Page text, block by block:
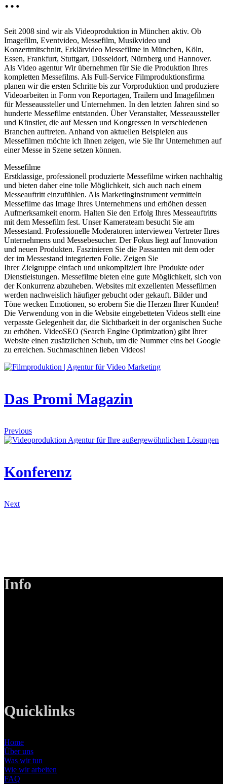
Seit 2008 sind wir als Videoproduktion in München aktiv. Ob
Imagefilm, Eventvideo, Messefilm, Musikvideo und
Konzertmitschnitt, Erklärvideo Messefilme in München, Köln,
Essen, Frankfurt, Stuttgart, Düsseldorf, Nürnberg und Hannover.
Als Video agentur Wir übernehmen für Sie die Produktion Ihres
kompletten Messefilms. Als Full-Service Filmproduktionsfirma
planen wir die ersten Schritte bis zur Vorproduktion und produziere
Videoarbeiten in Form von Reportagen, Trailern und Imagefilmen
für Messeaussteller und Unternehmen. In den letzten Jahren sind so
hunderte Messefilme entstanden. Über Veranstalter, Messeaussteller
und Künstler, die auf Messen und Kongressen in verschiedenen
Branchen auftreten. Anhand von aktuellen Beispielen aus
Messefilmen möchte ich Ihnen zeigen, wie Sie Ihr Unternehmen auf
einer Messe in Szene setzen können.
Messefilme
Erstklassige, professionell produzierte Messefilme wirken nachhaltig
und bieten daher eine tolle Möglichkeit, sich auch nach einem
Messeauftritt einzufühlen. Als Marketinginstrument vermitteln
Messefilme das Image Ihres Unternehmens und erhöhen dessen
Aufmerksamkeit enorm. Halten Sie den Erfolg Ihres Messeauftritts
mit dem Messefilm fest. Unser Kamerateam besucht Sie am
Messestand. Professionelle Moderatoren interviewen Vertreter Ihres
Unternehmens und Messebesucher. Der Fokus liegt auf Innovation
und neuen Produkten. Faszinieren Sie die Passanten mit dem oder
der im Messestand integrierten Folie. Zeigen Sie
Ihrer Zielgruppe einfach und unkompliziert Ihre Produkte oder
Dienstleistungen. Messefilme bieten eine gute Möglichkeit, sich von
der Konkurrenz abzuheben. Websites mit exzellenten Messefilmen
werden nachweislich häufiger gebucht oder gekauft. Bilder und
Töne wecken Emotionen, so erobern Sie die Herzen Ihrer Kunden!
Die Verwendung von in die Website eingebetteten Videos stellt eine
verpasste Gelegenheit dar, die Sichtbarkeit in der organischen Suche
zu erhöhen. VideoSEO (Search Engine Optimization) gibt Ihrer
Website einen zusätzlichen Schub, um die Nummer eins bei Google
zu erreichen. Suchmaschinen lieben Videos!
Das Promi Magazin
Previous
Konferenz
Next
Info
Quicklinks
Home
Über uns
Was wir tun
Wie wir arbeiten
FAQ